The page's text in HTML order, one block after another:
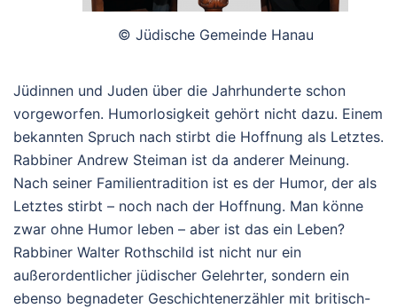
© Jüdische Gemeinde Hanau
Jüdinnen und Juden über die Jahrhunderte schon
vorgeworfen. Humorlosigkeit gehört nicht dazu. Einem
bekannten Spruch nach stirbt die Hoffnung als Letztes.
Rabbiner Andrew Steiman ist da anderer Meinung.
Nach seiner Familientradition ist es der Humor, der als
Letztes stirbt – noch nach der Hoffnung. Man könne
zwar ohne Humor leben – aber ist das ein Leben?
Rabbiner Walter Rothschild ist nicht nur ein
außerordentlicher jüdischer Gelehrter, sondern ein
ebenso begnadeter Geschichtenerzähler mit britisch-